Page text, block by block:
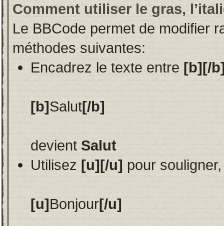
Comment utiliser le gras,
Le BBCode permet de modifier
méthodes suivantes:
Encadrez le texte entre [b][/
[b]Salut[/b]
devient Salut
Utilisez [u][/u] pour
[u]Bonjour[/u]